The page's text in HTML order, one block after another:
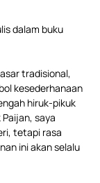
dalam buku
tradisional,
kesederhanaan
hiruk-pikuk
saya
tetapi rasa
ini akan selalu